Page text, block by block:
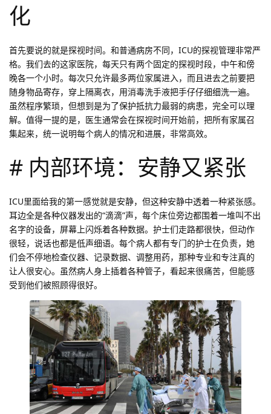
化
首先要说的就是探视时间。和普通病房不同，ICU的探视管理非常严
格。我们去的这家医院，每天只有两个固定的探视时段，中午和傍
晚各一个小时。每次只允许最多两位家属进入，而且进去之前要把
随身物品寄存，穿上隔离衣，用消毒洗手液把手仔仔细细洗一遍。
虽然程序繁琐，但想到是为了保护抵抗力最弱的病患，完全可以理
解。值得一提的是，医生通常会在探视时间开始前，把所有家属召
集起来，统一说明每个病人的情况和进展，非常高效。
# 内部环境：安静又紧张
ICU里面给我的第一感觉就是安静，但这种安静中透着一种紧张感。
耳边全是各种仪器发出的“滴滴”声，每个床位旁边都围着一堆叫不出
名字的设备，屏幕上闪烁着各种数据。护士们走路都很快，但动作
很轻，说话也都是低声细语。每个病人都有专门的护士在负责，她
们会不停地检查仪器、记录数据、调整用药，那种专业和专注真的
让人很安心。虽然病人身上插着各种管子，看起来很痛苦，但能感
受到他们被照顾得很好。